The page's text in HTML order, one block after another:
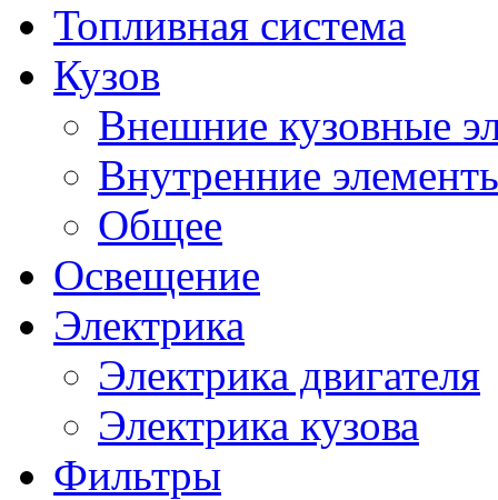
Топливная система
Кузов
Внешние кузовные
Внутренние
Общее
Освещение
Электрика
Электрика двигателя
Электрика кузова
Фильтры